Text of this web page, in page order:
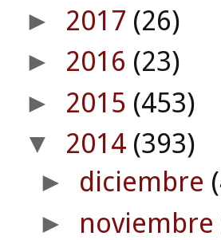
► 2017 (26)
► 2016 (23)
► 2015 (453)
▼ 2014 (393)
► diciembre
► noviembre